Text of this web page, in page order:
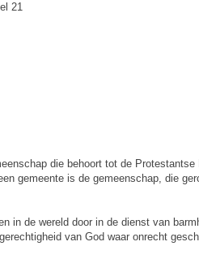
21
die behoort tot de
gemeente is de gemeenschap, die
in de wereld door in de dienst van
van God waar onrecht